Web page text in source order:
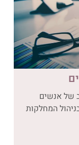
של אנשים
המחלקות